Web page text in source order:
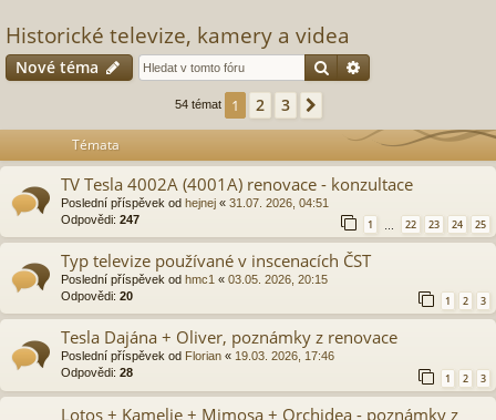
od
ka
Historické televize, kamery a videa
Nové téma Hledat
54 témat 1 2 3
Témata
TV Tesla 4002A (4001A) renovace - konzultace
Poslední příspěvek od hejnej « 31.07. 2026, 04:51
Odpovědi: 247 1 22 23 24 25
Typ televize používané v inscenacích ČST
Poslední příspěvek od hmc1 « 03.05. 2026, 20:15
Odpovědi: 20 1 2 3
Tesla Dajána + Oliver, poznámky z renovace
Poslední příspěvek od Florian « 19.03. 2026, 17:46
Odpovědi: 28 1 2 3
Lotos + Kamelie + Mimosa + Orchidea - poznámky z